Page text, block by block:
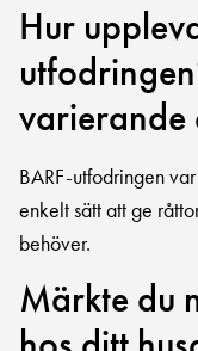
Hur
varierande
BARF-utfodringen
enkelt sätt att ge
behöver.
Märkte du